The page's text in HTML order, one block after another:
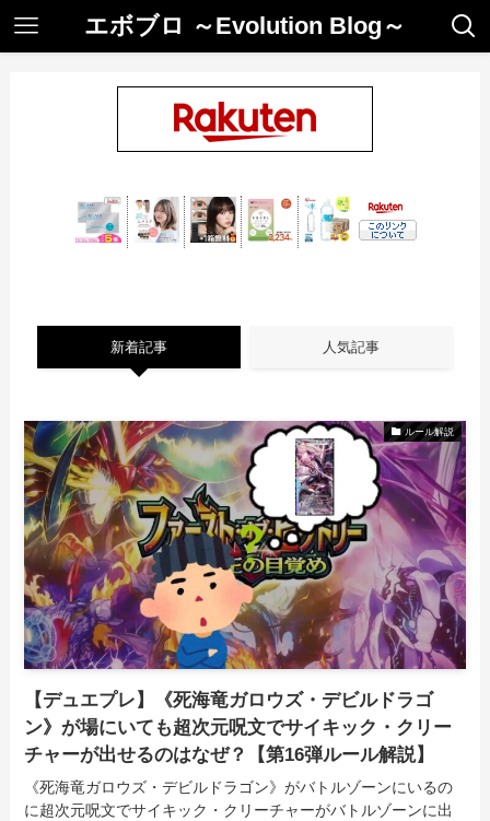
エボブロ ～Evolution Blog～
新着記事 人気記事
ルール解説
【デュエプレ】《死海竜ガロウズ・デビルドラゴ
ン》が場にいても超次元呪文でサイキック・クリー
チャーが出せるのはなぜ？【第16弾ルール解説】
《死海竜ガロウズ・デビルドラゴン》がバトルゾーンにいるの
に超次元呪文でサイキック・クリーチャーがバトルゾーンに出